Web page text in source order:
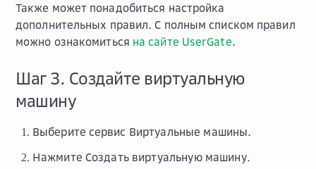
Также может понадобиться настройка
дополнительных правил. С полным списком правил
можно ознакомиться на сайте UserGate.
Шаг 3. Создайте виртуальную
машину
Выберите сервис Виртуальные машины.
Нажмите Создать виртуальную машину.